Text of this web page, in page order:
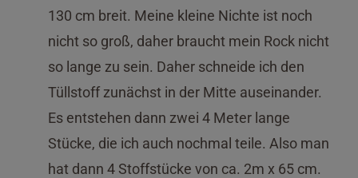
130 cm breit. Meine kleine Nichte ist noch
nicht so groß, daher braucht mein Rock nicht
so lange zu sein. Daher schneide ich den
Tüllstoff zunächst in der Mitte auseinander.
Es entstehen dann zwei 4 Meter lange
Stücke, die ich auch nochmal teile. Also man
hat dann 4 Stoffstücke von ca. 2m x 65 cm.